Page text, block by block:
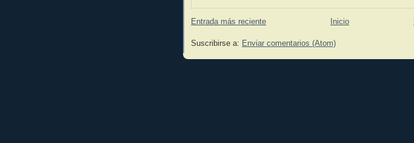
Entrada más reciente Inicio
Suscribirse a: Enviar comentarios (Atom)